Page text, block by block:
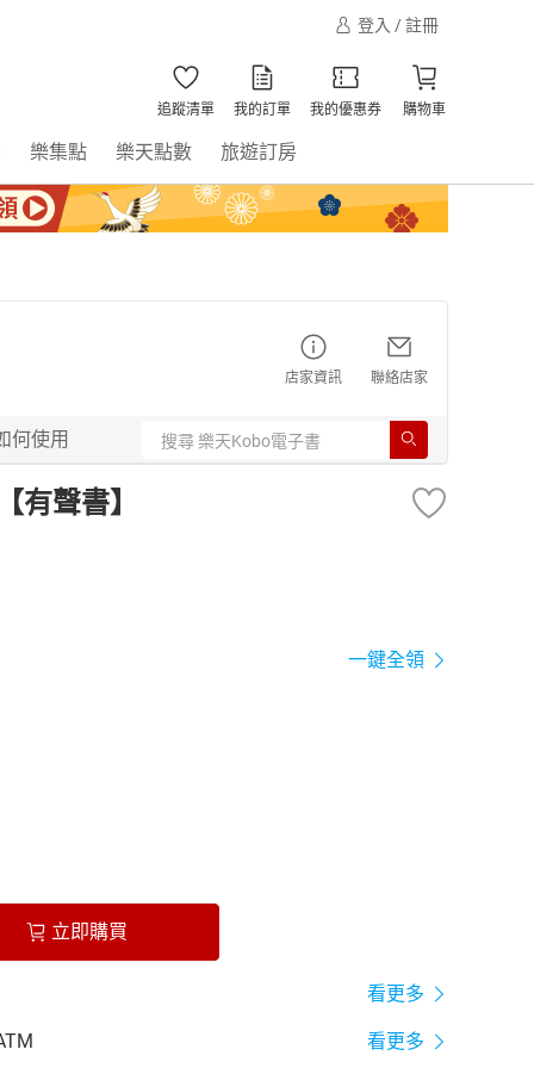
登入 / 註冊
追蹤清單 我的訂單 我的優惠券 購物車
樂集點 樂天點數 旅遊訂房
店家資訊 聯絡店家
何使用
有聲書】
一鍵全領
立即購買
看更多
看更多